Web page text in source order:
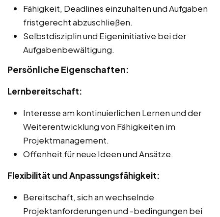
Fähigkeit, Deadlines einzuhalten und Aufgaben
fristgerecht abzuschließen.
Selbstdisziplin und Eigeninitiative bei der
Aufgabenbewältigung.
Persönliche Eigenschaften:
Lernbereitschaft:
Interesse am kontinuierlichen Lernen und der
Weiterentwicklung von Fähigkeiten im
Projektmanagement.
Offenheit für neue Ideen und Ansätze.
Flexibilität und Anpassungsfähigkeit:
Bereitschaft, sich an wechselnde
Projektanforderungen und -bedingungen bei